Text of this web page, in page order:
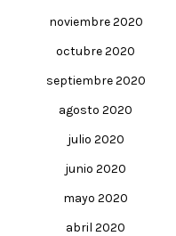
noviembre 2020
octubre 2020
septiembre 2020
agosto 2020
julio 2020
junio 2020
mayo 2020
abril 2020